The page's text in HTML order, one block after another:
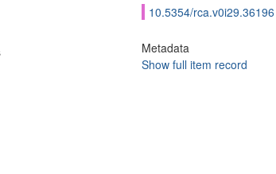
10.5354/rca.v0i29.36196
Metadata
Show full item record